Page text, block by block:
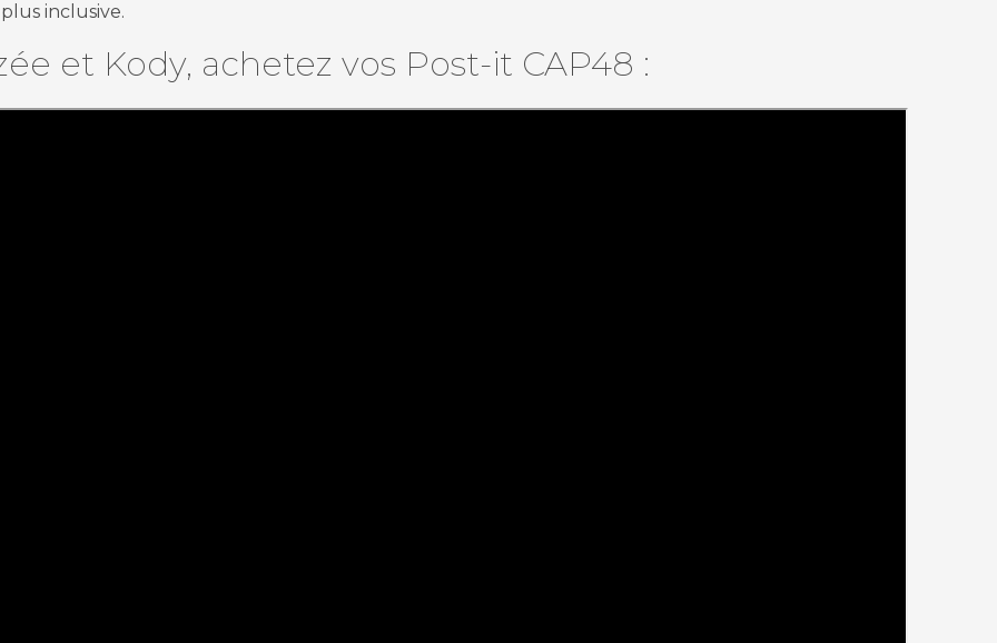
inclusive.
et Kody, achetez vos Post-it CAP48 :